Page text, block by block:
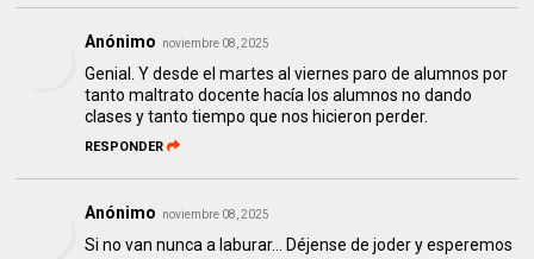
Anónimo noviembre 08, 2025
Genial. Y desde el martes al viernes paro de alumnos por
tanto maltrato docente hacía los alumnos no dando
clases y tanto tiempo que nos hicieron perder.
RESPONDER
Anónimo noviembre 08, 2025
Si no van nunca a laburar... Déjense de joder y esperemos